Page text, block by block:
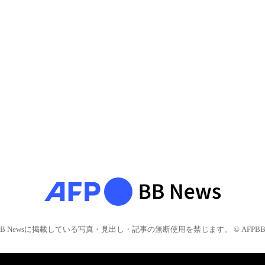
Newsに掲載している写真・見出し・記事の無断使用を禁じます。 © AFPBB